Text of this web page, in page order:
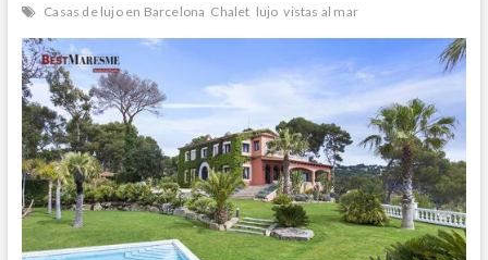
Casas de lujo en Barcelona Chalet lujo vistas al mar